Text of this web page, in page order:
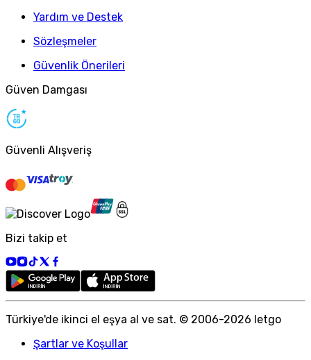
Yardım ve Destek
Sözleşmeler
Güvenlik Önerileri
Güven Damgası
Güvenli Alışveriş
Bizi takip et
Türkiye'de ikinci el eşya al ve sat. © 2006-2026 letgo
Şartlar ve Koşullar